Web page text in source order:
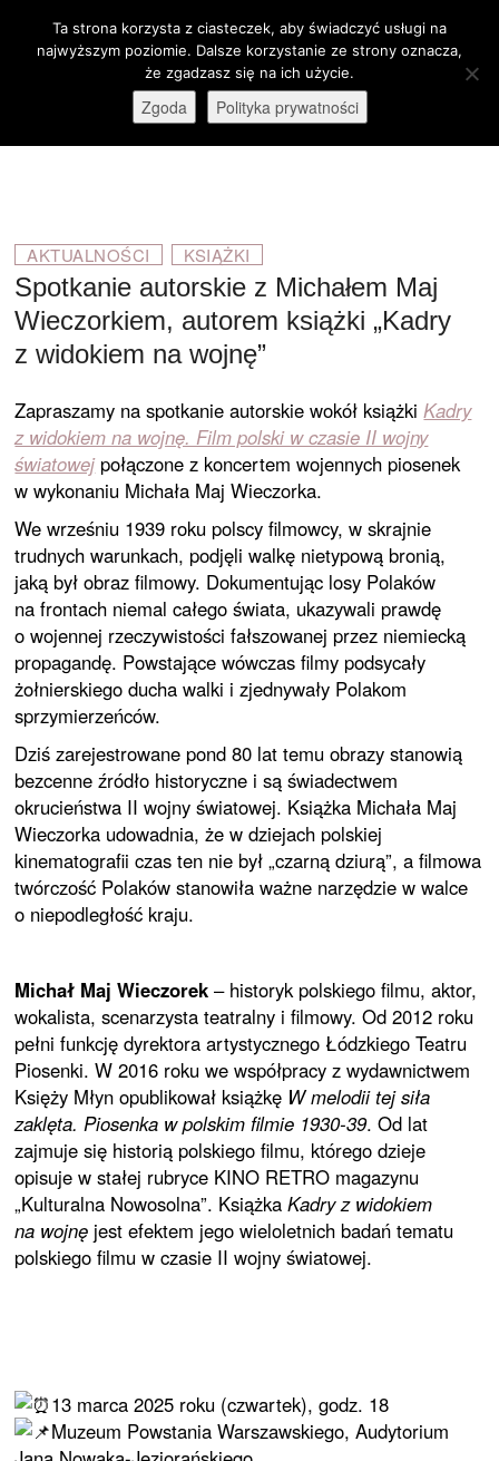
stare-kino.pl
ZAPRASZAMY
M
e
B
AKTUALNOŚCI KSIĄŻKI
Spotkanie autorskie z Michałem Maj
Wieczorkiem, autorem książki „Kadry
z widokiem na wojnę”
Zapraszamy na spotkanie autorskie wokół książkiKadry
z widokiem na wojnę. Film polski w czasie II wojny
światowejpołączone z koncertem wojennych piosenek
w wykonaniu Michała Maj Wieczorka.
We wrześniu 1939 roku polscy filmowcy, w skrajnie
trudnych warunkach, podjęli walkę nietypową bronią,
jaką był obraz filmowy. Dokumentując losy Polaków
na frontach niemal całego świata, ukazywali prawdę
o wojennej rzeczywistości fałszowanej przez niemiecką
propagandę. Powstające wówczas filmy podsycały
żołnierskiego ducha walki i zjednywały Polakom
sprzymierzeńców.
Dziś zarejestrowane pond 80 lat temu obrazy stanowią
bezcenne źródło historyczne i są świadectwem
okrucieństwa II wojny światowej. Książka Michała Maj
Wieczorka udowadnia, że w dziejach polskiej
kinematografii czas ten nie był „czarną dziurą”, a filmowa
twórczość Polaków stanowiła ważne narzędzie w walce
o niepodległość kraju.
Michał Maj Wieczorek – historyk polskiego filmu, aktor,
wokalista, scenarzysta teatralny i filmowy. Od 2012 roku
pełni funkcję dyrektora artystycznego Łódzkiego Teatru
Piosenki. W 2016 roku we współpracy z wydawnictwem
Księży Młyn opublikował książkę W melodii tej siła
zaklęta. Piosenka w polskim filmie 1930-39. Od lat
zajmuje się historią polskiego filmu, którego dzieje
opisuje w stałej rubryce KINO RETRO magazynu
„Kulturalna Nowosolna”. KsiążkaKadry z widokiem
na wojnę jest efektem jego wieloletnich badań tematu
polskiego filmu w czasie II wojny światowej.
13 marca 2025 roku (czwartek), godz. 18
Muzeum Powstania Warszawskiego, Audytorium
Otwórz pasek narzędzi
Ta strona korzysta z ciasteczek, aby świadczyć usługi na
najwyższym poziomie. Dalsze korzystanie ze strony oznacza,
że zgadzasz się na ich użycie.
Zgoda Polityka prywatności